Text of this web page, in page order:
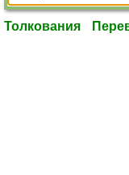
Толкования